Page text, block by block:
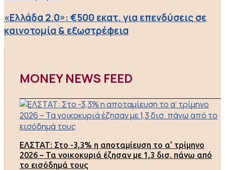
«Ελλάδα 2.0»: €500 εκατ. για επενδύσεις σε
καινοτομία & εξωστρέφεια
MONEY NEWS FEED
ΕΛΣΤΑΤ: Στο -3,3% η αποταμίευση το α’ τρίμηνο
2026 – Τα νοικοκυριά έζησαν με 1,3 δισ. πάνω από
το εισόδημά τους